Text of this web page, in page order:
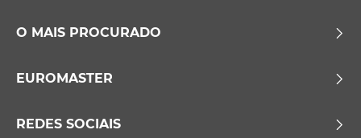
O MAIS PROCURADO
EUROMASTER
REDES SOCIAIS